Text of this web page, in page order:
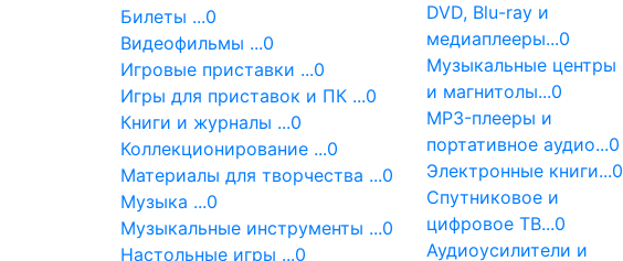
Билеты ...0
Видеофильмы ...0
Игровые приставки ...0
Игры для приставок и ПК ...0
Книги и журналы ...0
Коллекционирование ...0
Материалы для творчества ...0
Музыка ...0
Музыкальные инструменты ...0
Настольные игры ...0
DVD, Blu-ray и
медиаплееры...0
Музыкальные центры
и магнитолы...0
MP3-плееры и
портативное аудио...0
Электронные книги...0
Спутниковое и
цифровое ТВ...0
Аудиоусилители и